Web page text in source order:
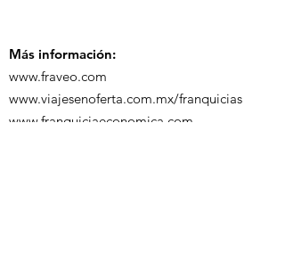
Más información:
www.fraveo.com
www.viajesenoferta.com.mx/franquicias
www.franquiciaeconomica.com